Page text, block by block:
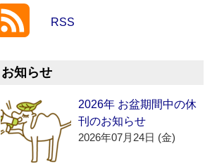
RSS
お知らせ
2026年 お盆期間中の休
刊のお知らせ
2026年07月24日 (金)